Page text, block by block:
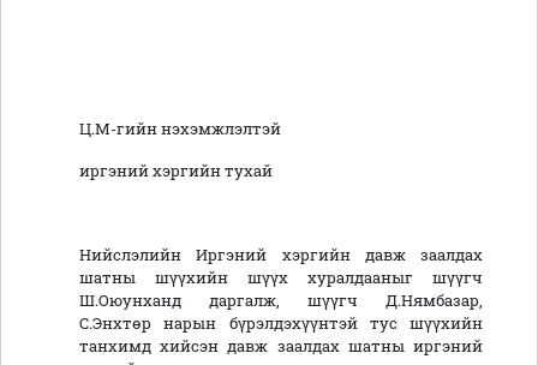
Ц.М-гийн нэхэмжлэлтэй
иргэний хэргийн тухай
Нийслэлийн Иргэний хэргийн давж заалдах
шатны шүүхийн шүүх хуралдааныг шүүгч
Ш.Оюунханд даргалж, шүүгч Д.Нямбазар,
С.Энхтөр нарын бүрэлдэхүүнтэй тус шүүхийн
танхимд хийсэн давж заалдах шатны иргэний